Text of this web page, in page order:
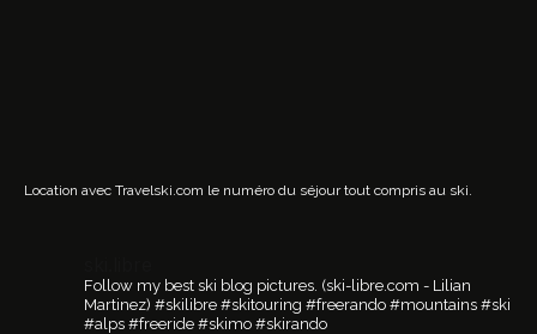
Location avec Travelski.com le numéro du séjour tout compris au ski.
Follow my best ski blog pictures. (ski-libre.com - Lilian
Martinez) #skilibre #skitouring #freerando #mountains #ski
#alps #freeride #skimo #skirando